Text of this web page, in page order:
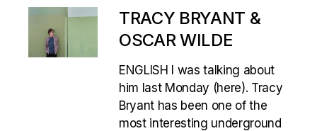
TRACY BRYANT &
OSCAR WILDE
ENGLISH I was talking about
him last Monday (here). Tracy
Bryant has been one of the
most interesting underground